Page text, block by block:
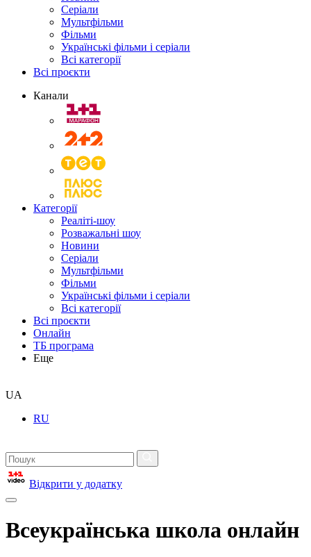
Серіали
Мультфільми
Фільми
Українські фільми і серіали
Всі категорії
Всі проєкти
Канали
Категорії
Реаліті-шоу
Розважальні шоу
Новини
Серіали
Мультфільми
Фільми
Українські фільми і серіали
Всі категорії
Всі проєкти
Онлайн
ТБ програма
Еще
UA
RU
Відкрити у додатку
Всеукраїнська школа онлайн